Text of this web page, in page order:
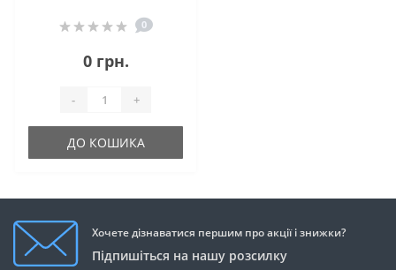
0
0 грн.
- +
ДО КОШИКА
Хочете дізнаватися першим про акції і знижки?
Підпишіться на нашу розсилку